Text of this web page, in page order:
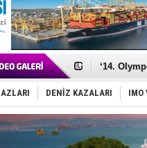
Denizcilik
‘14.
Taksi
TÜRKLİM
SOCAR da
DENİZ KAZALARI IMO